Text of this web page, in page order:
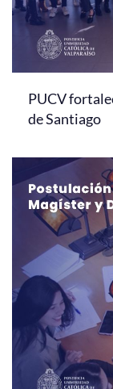
PUCV
de Santiago